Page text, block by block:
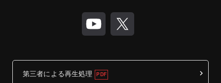
第三者による再生処理